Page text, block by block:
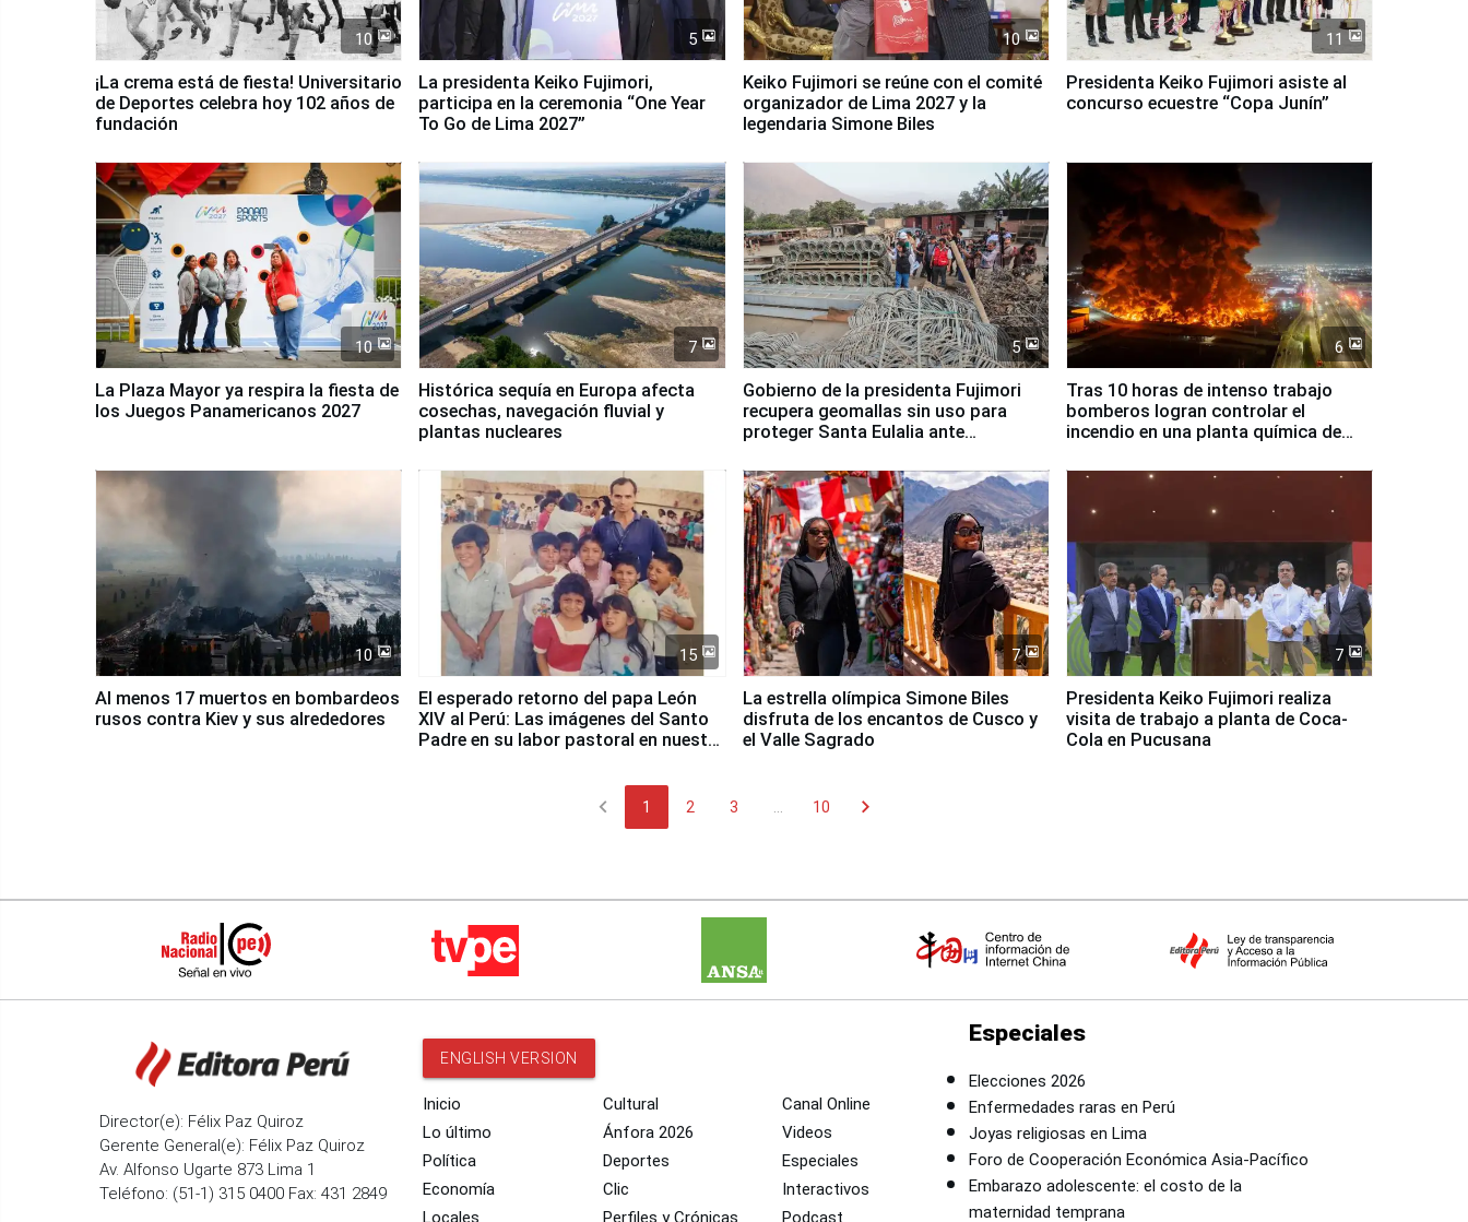
10
¡La crema está de fiesta! Universitario
de Deportes celebra hoy 102 años de
fundación
5
La presidenta Keiko Fujimori,
participa en la ceremonia “One Year
To Go de Lima 2027”
10
Keiko Fujimori se reúne con el comité
organizador de Lima 2027 y la
legendaria Simone Biles
11
Presidenta Keiko Fujimori asiste al
concurso ecuestre “Copa Junín”
10
La Plaza Mayor ya respira la fiesta de
los Juegos Panamericanos 2027
7
Histórica sequía en Europa afecta
cosechas, navegación fluvial y
plantas nucleares
5
Gobierno de la presidenta Fujimori
recupera geomallas sin uso para
proteger Santa Eulalia ante
6
Tras 10 horas de intenso trabajo
bomberos logran controlar el
incendio en una planta química de
10
Al menos 17 muertos en bombardeos
rusos contra Kiev y sus alrededores
15
El esperado retorno del papa León
XIV al Perú: Las imágenes del Santo
Padre en su labor pastoral en nuestro
7
La estrella olímpica Simone Biles
disfruta de los encantos de Cusco y
el Valle Sagrado
7
Presidenta Keiko Fujimori realiza
visita de trabajo a planta de Coca-
Cola en Pucusana
chevron_left 1 2 3 ... 10 chevron_right
Director(e): Félix Paz Quiroz
Gerente General(e): Félix Paz Quiroz
Av. Alfonso Ugarte 873 Lima 1
Teléfono: (51-1) 315 0400 Fax: 431 2849
ENGLISH VERSION
Inicio
Lo último
Política
Economía
Locales
Cultural
Ánfora 2026
Deportes
Clic
Perfiles y Crónicas
Canal Online
Videos
Especiales
Interactivos
Podcast
Especiales
Elecciones 2026
Enfermedades raras en Perú
Joyas religiosas en Lima
Foro de Cooperación Económica Asia-Pacífico
Embarazo adolescente: el costo de la
maternidad temprana